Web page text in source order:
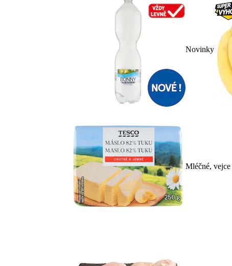
Novinky
Mléčné,